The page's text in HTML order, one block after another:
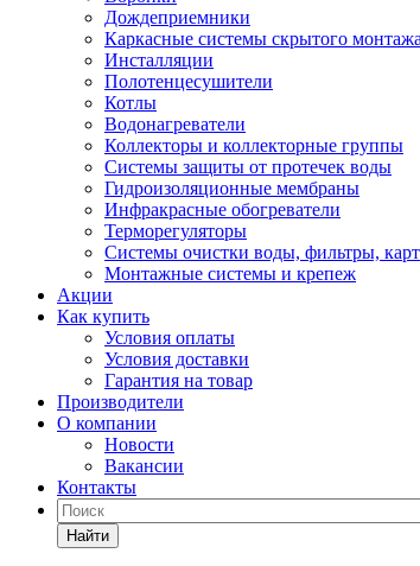
Дождеприемники
Каркасные системы скрытого монтажа
Инсталляции
Полотенцесушители
Котлы
Водонагреватели
Коллекторы и коллекторные группы
Системы защиты от протечек воды
Гидроизоляционные мембраны
Инфракрасные обогреватели
Терморегуляторы
Системы очистки воды, фильтры,
Монтажные системы и крепеж
Акции
Как купить
Условия оплаты
Условия доставки
Гарантия на товар
Производители
О компании
Новости
Вакансии
Контакты
Найти